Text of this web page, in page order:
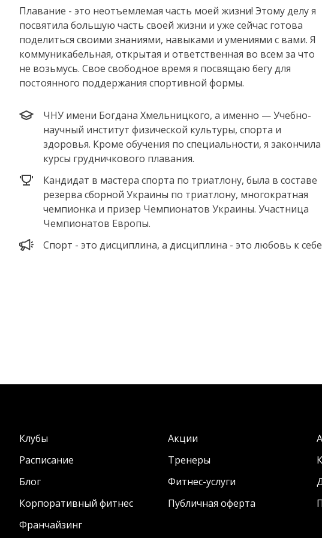
Плавание - это неотъемлемая часть моей жизни! Этому делу я
посвятила большую часть своей жизни и уже сейчас готова
поделиться своими знаниями, навыками и умениями с вами. Я
коммуникабельная, открытая и ответственная во всем за что
не возьмусь. Свое свободное время я посвящаю бегу для
постоянного поддержания спортивной формы.
ЧНУ имени Богдана Хмельницкого, а именно — Учебно-
научный институт физической культуры, спорта и
здоровья. Кроме обучения по специальности, я закончила
курсы грудничкового плавания.
Кандидат в мастера спорта по триатлону, была в составе
резерва сборной Украины по триатлону, многократная
чемпионка и призер Чемпионатов Украины. Участница
Чемпионатов Европы.
Спорт - это дисциплина, а дисциплина - это любовь к
Клубы Акции
Расписание
Тренеры
Блог
Фитнес-услуги
Корпоративный фитнес
Публичная оферта
Франчайзинг